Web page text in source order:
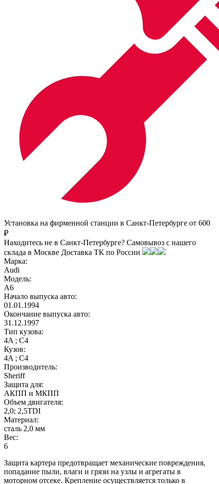
Установка на фирменной станции в Санкт-Петербурге от 600
₽
Находитесь не в Санкт-Петербурге? Самовывоз с нашего
склада в Москве Доставка ТК по России
Марка:
Audi
Модель:
A6
Начало выпуска авто:
01.01.1994
Окончание выпуска авто:
31.12.1997
Тип кузова:
4A ; C4
Кузов:
4A ; C4
Производитель:
Sheriff
Защита для:
АКПП и МКПП
Объем двигателя:
2,0; 2,5TDI
Материал:
сталь 2,0 мм
Вес:
6
Защита картера предотвращает механические повреждения,
попадание пыли, влаги и грязи на узлы и агрегаты в
моторном отсеке. Крепление осуществляется только в